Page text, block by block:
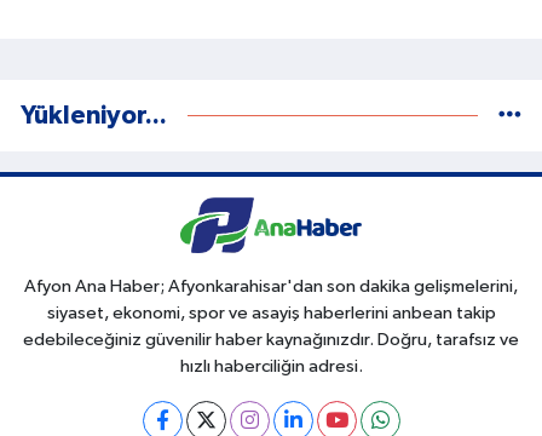
Yükleniyor...
Afyon Ana Haber; Afyonkarahisar'dan son dakika gelişmelerini,
siyaset, ekonomi, spor ve asayiş haberlerini anbean takip
edebileceğiniz güvenilir haber kaynağınızdır. Doğru, tarafsız ve
hızlı haberciliğin adresi.